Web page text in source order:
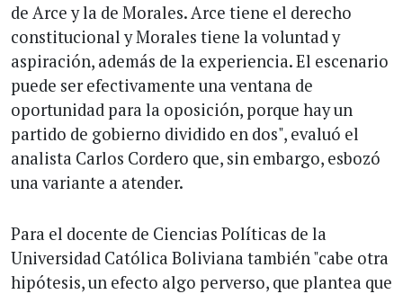
de Arce y la de Morales. Arce tiene el derecho
constitucional y Morales tiene la voluntad y
aspiración, además de la experiencia. El escenario
puede ser efectivamente una ventana de
oportunidad para la oposición, porque hay un
partido de gobierno dividido en dos", evaluó el
analista Carlos Cordero que, sin embargo, esbozó
una variante a atender.
Para el docente de Ciencias Políticas de la
Universidad Católica Boliviana también "cabe otra
hipótesis, un efecto algo perverso, que plantea que